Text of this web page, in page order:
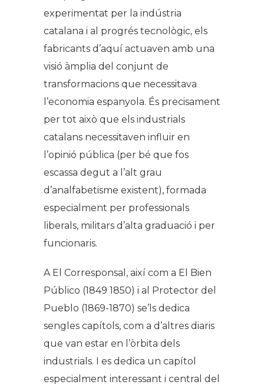
experimentat per la indústria
catalana i al progrés tecnològic, els
fabricants d’aquí actuaven amb una
visió àmplia del conjunt de
transformacions que necessitava
l’economia espanyola. És precisament
per tot això que els industrials
catalans necessitaven influir en
l’opinió pública (per bé que fos
escassa degut a l’alt grau
d’analfabetisme existent), formada
especialment per professionals
liberals, militars d’alta graduació i per
funcionaris.
A El Corresponsal , així com a El Bien
Público (1849 1850) i al Protector del
Pueblo (1869-1870) se’ls dedica
sengles capítols, com a d’altres diaris
que van estar en l’òrbita dels
industrials. I es dedica un capítol
especialment interessant i central del